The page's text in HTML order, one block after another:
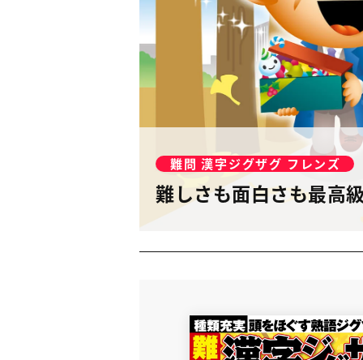
難問 漢字ジグザグ フレンズ
難しさも面白さも最高